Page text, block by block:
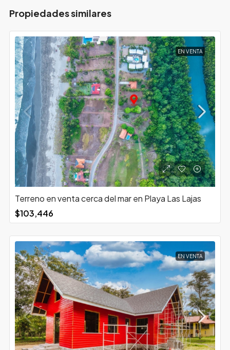
Propiedades similares
EN VENTA
Terreno en venta cerca del mar en Playa Las Lajas
$103,446
EN VENTA